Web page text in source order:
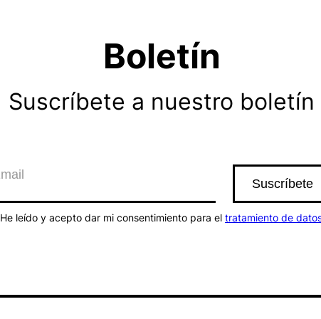
Boletín
Suscríbete a nuestro boletín
He leído y acepto dar mi consentimiento para el tratamiento de